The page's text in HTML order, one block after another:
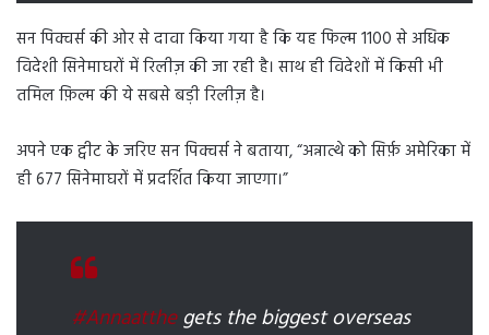
सन पिक्चर्स की ओर से दावा किया गया है कि यह फिल्म 1100 से अधिक
विदेशी सिनेमाघरों में रिलीज़ की जा रही है। साथ ही विदेशों में किसी भी
तमिल फ़िल्म की ये सबसे बड़ी रिलीज़ है।
अपने एक ट्वीट के जरिए सन पिक्चर्स ने बताया, “अन्नात्थे को सिर्फ़ अमेरिका में
ही 677 सिनेमाघरों में प्रदर्शित किया जाएगा।”
#Annaatthegets the biggest overseas